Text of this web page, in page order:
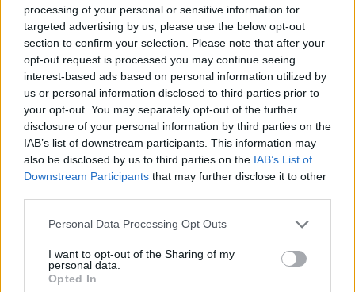
processing of your personal or sensitive information for
targeted advertising by us, please use the below opt-out
section to confirm your selection. Please note that after your
opt-out request is processed you may continue seeing
interest-based ads based on personal information utilized by
us or personal information disclosed to third parties prior to
your opt-out. You may separately opt-out of the further
disclosure of your personal information by third parties on the
IAB’s list of downstream participants. This information may
also be disclosed by us to third parties on the IAB’s List of
Downstream Participants that may further disclose it to other
Please note that this website/app uses one or more Google
not limited to your visit or usage behaviour. You may click to
grant or deny consent to Google and its third-party tags to
use your data for below specified purposes in below Google
Personal Data Processing Opt Outs
I want to opt-out of the Sharing of my
personal data.
Opted In
Borbély Balázs csapata 2-1-es vereséget szenvedett a szombati
blancók elleni felkészülési mérkőzésen.
2026.08.08.